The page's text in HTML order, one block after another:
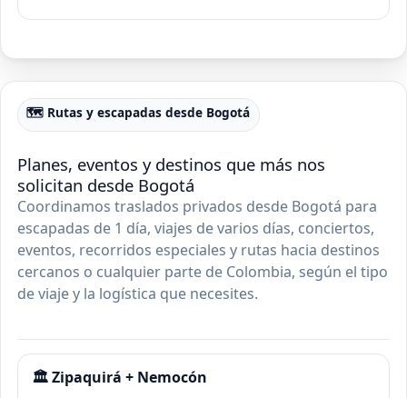
🗺️ Rutas y escapadas desde Bogotá
Planes, eventos y destinos que más nos
solicitan desde Bogotá
Coordinamos traslados privados desde Bogotá para
escapadas de 1 día, viajes de varios días, conciertos,
eventos, recorridos especiales y rutas hacia destinos
cercanos o cualquier parte de Colombia, según el tipo
de viaje y la logística que necesites.
🏛️ Zipaquirá + Nemocón